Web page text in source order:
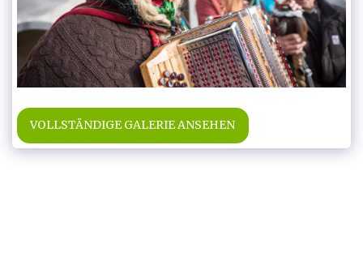
VOLLSTÄNDIGE GALERIE ANSEHEN